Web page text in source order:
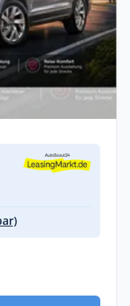
TSI DSG -
NAVI